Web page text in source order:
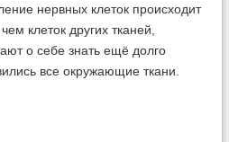
нервных клеток происходит
клеток других тканей,
о себе знать ещё долго
все окружающие ткани.